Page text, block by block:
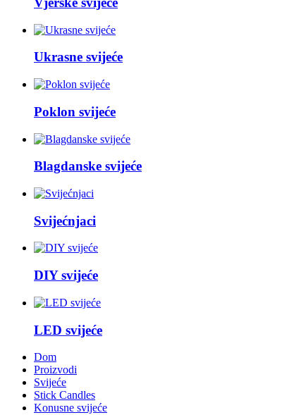
Ukrasne svijeće
Poklon svijeće
Blagdanske svijeće
Svijećnjaci
DIY svijeće
LED svijeće
Dom
Proizvodi
Svijeće
Stick Candles
Konusne svijeće